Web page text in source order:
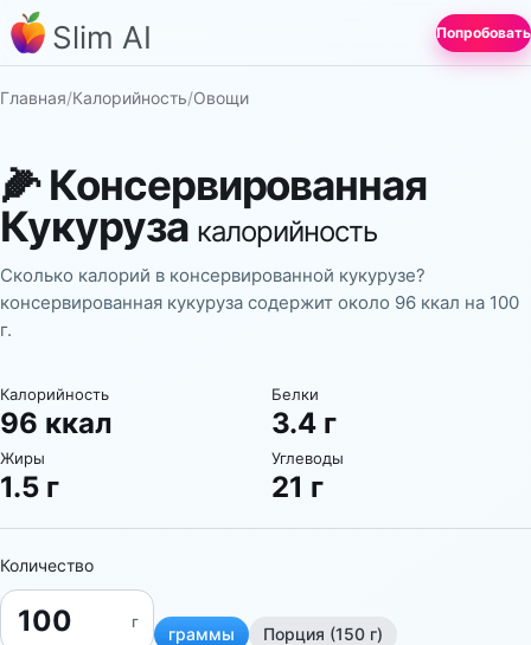
Slim AI Попробовать
Главная/Калорийность/Овощи
🌽Консервированная
Кукуруза калорийность
Сколько калорий в консервированной кукурузе?
консервированная кукуруза содержит около 96 ккал на 100
г.
Калорийность
96 ккал
Белки
3.4 г
Жиры
1.5 г
Углеводы
21 г
Количество
г
граммы Порция (150 г)